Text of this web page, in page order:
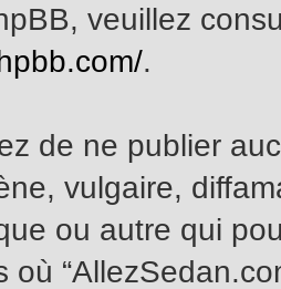
veuillez
.
de ne publier
vulgaire,
ou autre qui
où